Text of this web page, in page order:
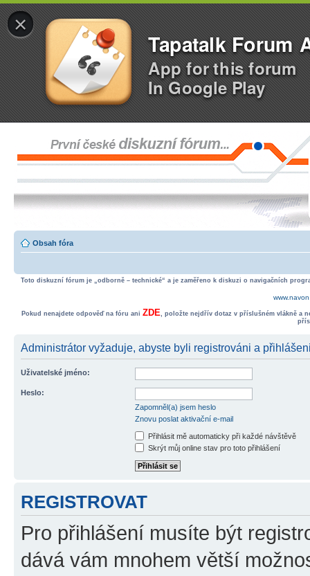
×
Tapatalk Forum
App for this forum
In Google Play
Obsah fóra
Toto diskuzní fórum je „odborně – technické“ a je zaměřeno k diskuzi o navigačních
Pokud nenajdete odpověď na fóru ani ZDE, položte nejdřív dotaz v příslušném vlákně a
Administrátor vyžaduje, abyste byli registrováni a
Uživatelské jméno:
Heslo:
Zapomněl(a) jsem heslo
Znovu poslat aktivační e-mail
Přihlásit mě automaticky při každé návštěvě
Skrýt můj online stav pro toto přihlášení
REGISTROVAT
Pro přihlášení musíte být
dává vám mnohem větší